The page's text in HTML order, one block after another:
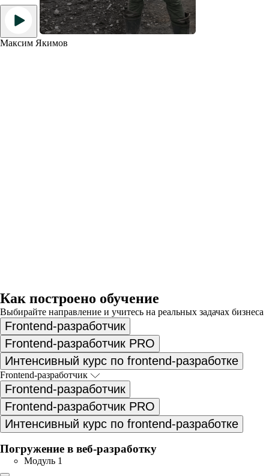
Максим Якимов
Как построено обучение
Выбирайте направление и учитесь на реальных задачах бизнеса
Frontend-разработчик
Frontend-разработчик PRO
Интенсивный курс по frontend-разработке
Frontend-разработчик
Frontend-разработчик
Frontend-разработчик PRO
Интенсивный курс по frontend-разработке
Погружение в веб-разработку
Модуль 1